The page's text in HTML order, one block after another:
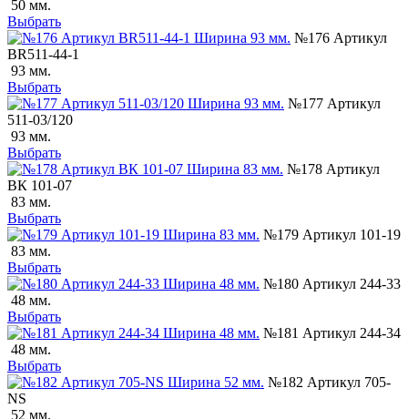
50 мм.
Выбрать
№176 Артикул
ВR511-44-1
93 мм.
Выбрать
№177 Артикул
511-03/120
93 мм.
Выбрать
№178 Артикул
ВК 101-07
83 мм.
Выбрать
№179 Артикул 101-19
83 мм.
Выбрать
№180 Артикул 244-33
48 мм.
Выбрать
№181 Артикул 244-34
48 мм.
Выбрать
№182 Артикул 705-
NS
52 мм.